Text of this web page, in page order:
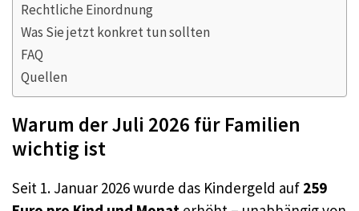
Rechtliche Einordnung
Was Sie jetzt konkret tun sollten
FAQ
Quellen
Warum der Juli 2026 für Familien
wichtig ist
Seit 1. Januar 2026 wurde das Kindergeld auf 259